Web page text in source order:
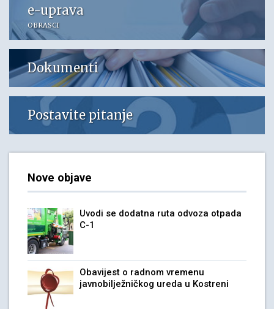
e-uprava
OBRASCI
Dokumenti
Postavite pitanje
Nove objave
Uvodi se dodatna ruta odvoza otpada
C-1
Obavijest o radnom vremenu
javnobilježničkog ureda u Kostreni